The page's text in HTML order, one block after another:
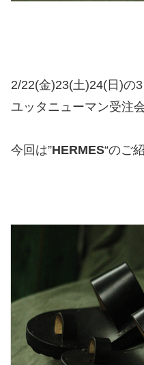
2/22(金)23(土)24(日)の
ユッタニューマン受注
今回は”HERMES“のご